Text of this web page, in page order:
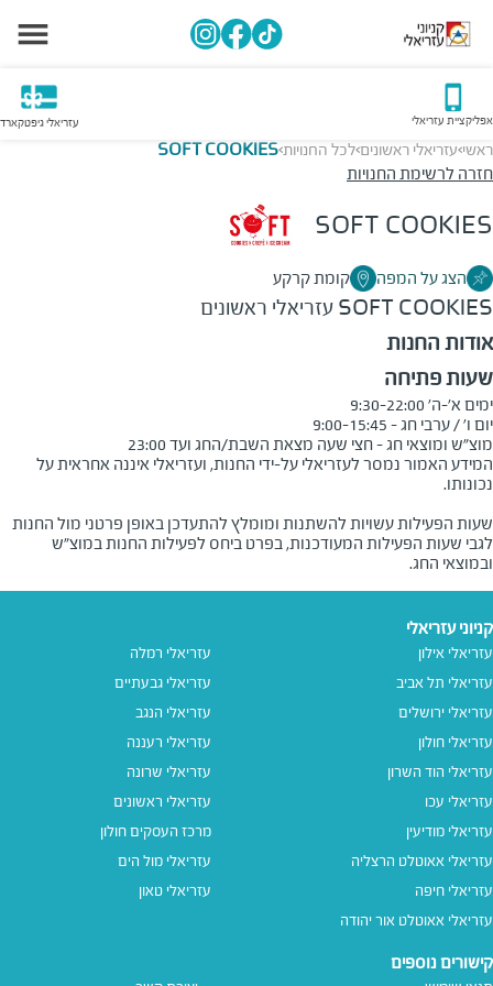
אפליקציית עזריאלי עזריאלי גיפטקארד
ראשי>עזריאלי ראשונים>לכל החנויות>
SOFT COOKIES
חזרה לרשימת החנויות
SOFT COOKIES
הצג על המפה קומת קרקע
SOFT COOKIES עזריאלי ראשונים
אודות החנות
שעות פתיחה
מוצ"ש ומוצאי חג - חצי שעה מצאת השבת/החג ועד 23:00
המידע האמור נמסר לעזריאלי על-ידי החנות, ועזריאלי איננה אחראית על
שעות הפעילות עשויות להשתנות ומומלץ להתעדכן באופן פרטני מול החנות
לגבי שעות הפעילות המעודכנות, בפרט ביחס לפעילות החנות במוצ"ש
ובמוצאי החג.
קניוני עזריאלי
עזריאלי אילון
עזריאלי תל אביב
עזריאלי ירושלים
עזריאלי חולון
עזריאלי הוד השרון
עזריאלי עכו
עזריאלי מודיעין
עזריאלי אאוטלט הרצליה
עזריאלי חיפה
עזריאלי אאוטלט אור יהודה
עזריאלי רמלה
עזריאלי גבעתיים
עזריאלי הנגב
עזריאלי רעננה
עזריאלי שרונה
עזריאלי ראשונים
מרכז העסקים חולון
עזריאלי מול הים
עזריאלי טאון
קישורים נוספים